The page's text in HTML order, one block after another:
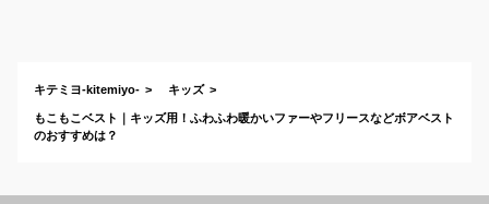
キテミヨ-kitemiyo- キッズ
もこもこベスト｜キッズ用！ふわふわ暖かいファーやフリースなどボアベスト
のおすすめは？